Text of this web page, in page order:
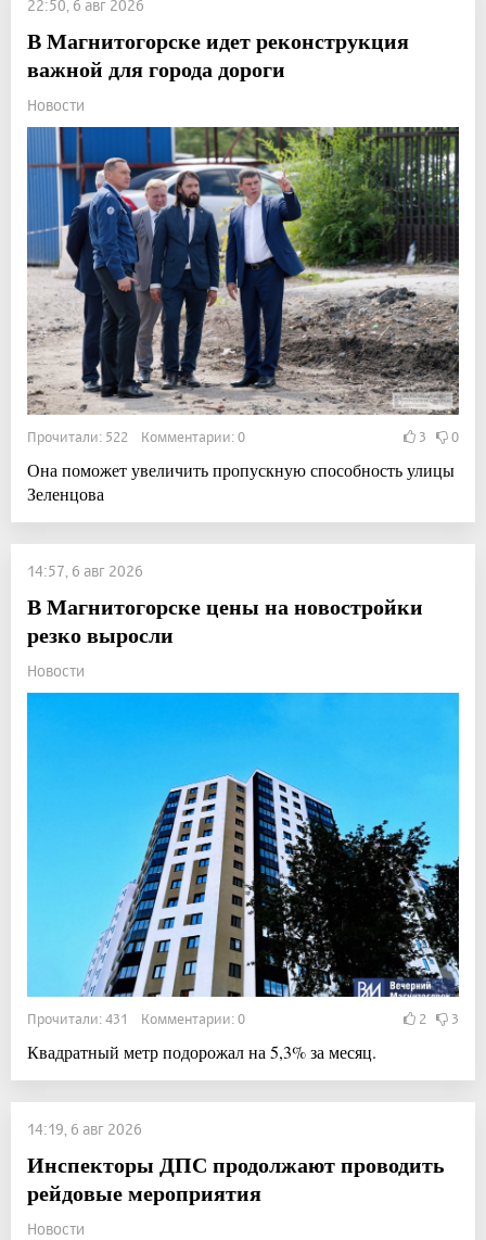
22:50, 6 авг 2026
В Магнитогорске идет реконструкция
важной для города дороги
Новости
Прочитали: 522 Комментарии: 0 3 0
Она поможет увеличить пропускную способность улицы
Зеленцова
14:57, 6 авг 2026
В Магнитогорске цены на новостройки
резко выросли
Новости
Прочитали: 431 Комментарии: 0 2 3
Квадратный метр подорожал на 5,3% за месяц.
14:19, 6 авг 2026
Инспекторы ДПС продолжают проводить
рейдовые мероприятия
Новости